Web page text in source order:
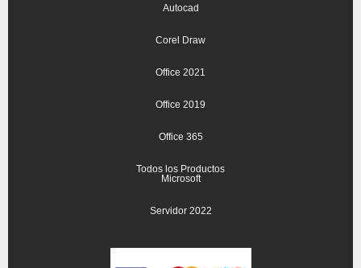
Autocad
Corel Draw
Office 2021
Office 2019
Office 365
Todos los Productos
Microsoft
Servidor 2022